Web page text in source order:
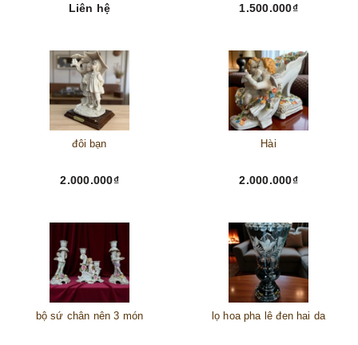
Liên hệ 1.500.000₫
đôi bạn
2.000.000₫
Hài
2.000.000₫
bộ sứ chân nên 3 món lọ hoa pha lê đen hai da